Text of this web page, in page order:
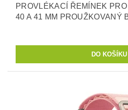
PROVLÉKACÍ ŘEMÍNEK
40 A 41 MM PROUŽKOVANÝ